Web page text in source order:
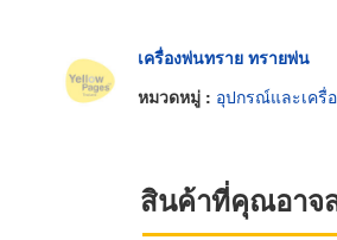
เครื่องพ่นทราย ทรายพ่น
หมวดหมู่ : อุปกรณ์และเครื่อง
สินค้าที่คุณอาจ